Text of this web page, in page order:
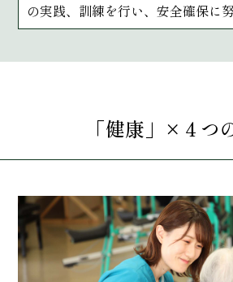
の実践、訓練を行い、安全確保に
「健康」×４つ